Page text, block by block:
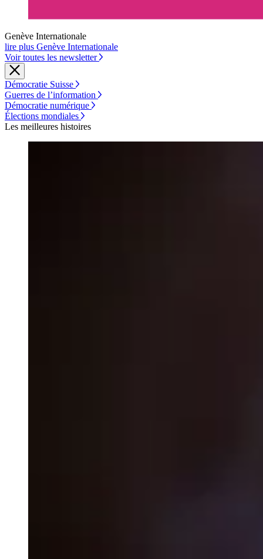
Genève Internationale
lire plus Genève Internationale
Voir toutes les newsletter
Démocratie Suisse
Guerres de l’information
Démocratie numérique
Élections mondiales
Les meilleures histoires